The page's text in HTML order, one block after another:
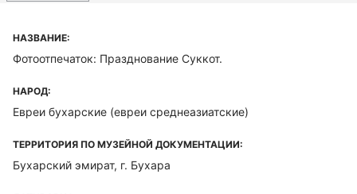
НАЗВАНИЕ:
Фотоотпечаток: Празднование Суккот.
НАРОД:
Евреи бухарские (евреи среднеазиатские)
ТЕРРИТОРИЯ ПО МУЗЕЙНОЙ ДОКУМЕНТАЦИИ:
Бухарский эмират, г. Бухара